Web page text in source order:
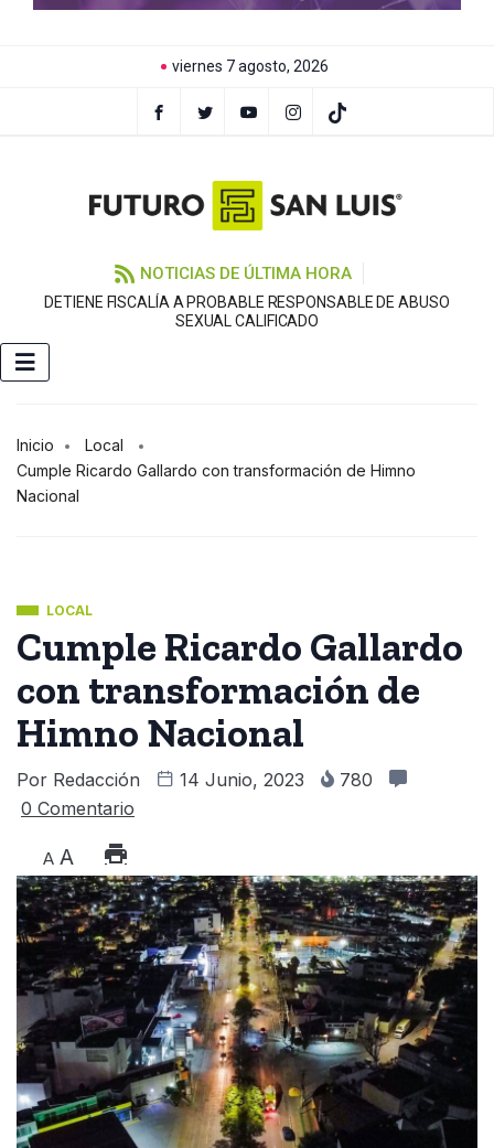
viernes 7 agosto, 2026
NOTICIAS DE ÚLTIMA HORA
DETIENE FISCALÍA A PROBABLE RESPONSABLE DE ABUSO
SEXUAL CALIFICADO
Inicio
Local
Cumple Ricardo Gallardo con transformación de Himno
Nacional
LOCAL
Cumple Ricardo Gallardo
con transformación de
Himno Nacional
Por Redacción 14 Junio, 2023
780
0 Comentario
A A